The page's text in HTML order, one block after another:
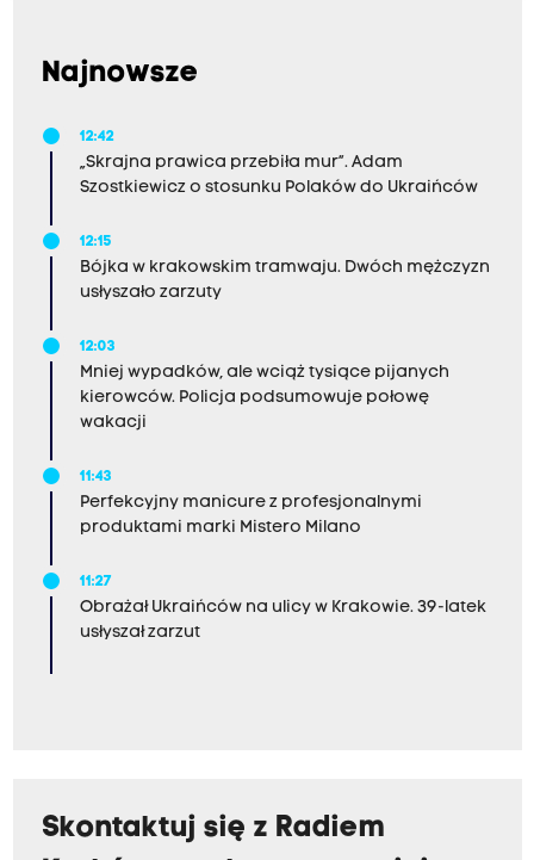
Najnowsze
12:42
„Skrajna prawica przebiła mur”. Adam
Szostkiewicz o stosunku Polaków do Ukraińców
12:15
Bójka w krakowskim tramwaju. Dwóch mężczyzn
usłyszało zarzuty
12:03
Mniej wypadków, ale wciąż tysiące pijanych
kierowców. Policja podsumowuje połowę
wakacji
11:43
Perfekcyjny manicure z profesjonalnymi
produktami marki Mistero Milano
11:27
Obrażał Ukraińców na ulicy w Krakowie. 39-latek
usłyszał zarzut
Skontaktuj się z Radiem